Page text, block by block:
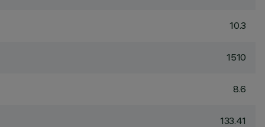
10.3
1510
8.6
133.41